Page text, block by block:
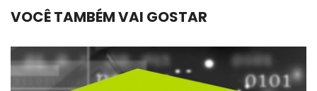
VOCÊ TAMBÉM VAI GOSTAR